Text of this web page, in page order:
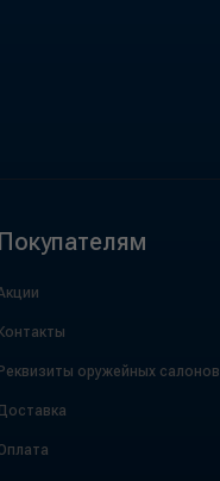
Покупателям
Контакты
Реквизиты оружейных салонов